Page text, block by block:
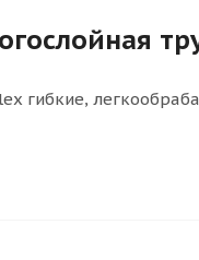
гибкие,